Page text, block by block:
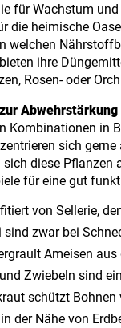
für Wachstum
die heimische
welchen
ihre
Rosen- oder
Abwehrstärkung
Kombinationen in
sich
sich diese
für eine gut
von Sellerie,
zwar bei
Ameisen
Zwiebeln sind
schützt
der Nähe von